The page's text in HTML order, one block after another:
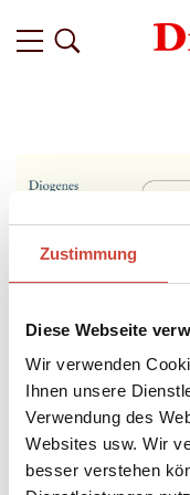
Zustimmung
Diese Webseite
Wir verwenden
Ihnen unsere
Verwendung des
Websites usw. Wir
besser verstehen
Download Bilddatei ↘